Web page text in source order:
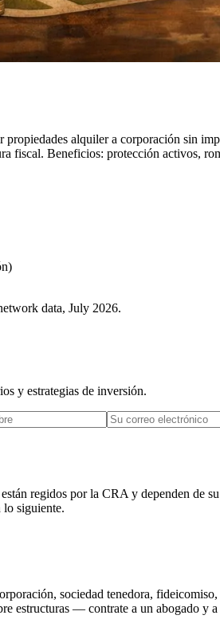
propiedades alquiler a corporación sin
fiscal. Beneficios: protección activos,
data, July 2026.
y estrategias de inversión.
regidos por la CRA y dependen
lo siguiente.
sociedad tenedora,
estructuras — contrate a un abogado y a